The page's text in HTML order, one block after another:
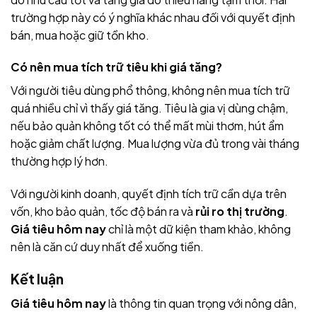
trường hợp này có ý nghĩa khác nhau đối với quyết định
bán, mua hoặc giữ tồn kho.
Có nên mua tích trữ tiêu khi giá tăng?
Với người tiêu dùng phổ thông, không nên mua tích trữ
quá nhiều chỉ vì thấy giá tăng. Tiêu là gia vị dùng chậm,
nếu bảo quản không tốt có thể mất mùi thơm, hút ẩm
hoặc giảm chất lượng. Mua lượng vừa đủ trong vài tháng
thường hợp lý hơn.
Với người kinh doanh, quyết định tích trữ cần dựa trên
vốn, kho bảo quản, tốc độ bán ra và rủi ro thị trường.
Giá tiêu hôm naychỉ là một dữ kiện tham khảo, không
nên là căn cứ duy nhất để xuống tiền.
Kết luận
Giá tiêu hôm naylà thông tin quan trọng với nông dân,